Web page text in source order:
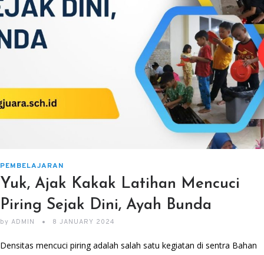
PEMBELAJARAN
Yuk, Ajak Kakak Latihan Mencuci
Piring Sejak Dini, Ayah Bunda
by ADMIN 8 JANUARY 2024
Densitas mencuci piring adalah salah satu kegiatan di sentra Bahan